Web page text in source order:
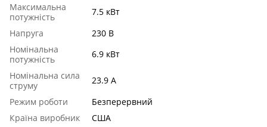
Максимальна
потужність
7.5 кВт
Напруга
230 В
Номінальна
потужність
6.9 кВт
Номінальна сила
струму
23.9 А
Режим роботи
Безперервний
Країна виробник
США